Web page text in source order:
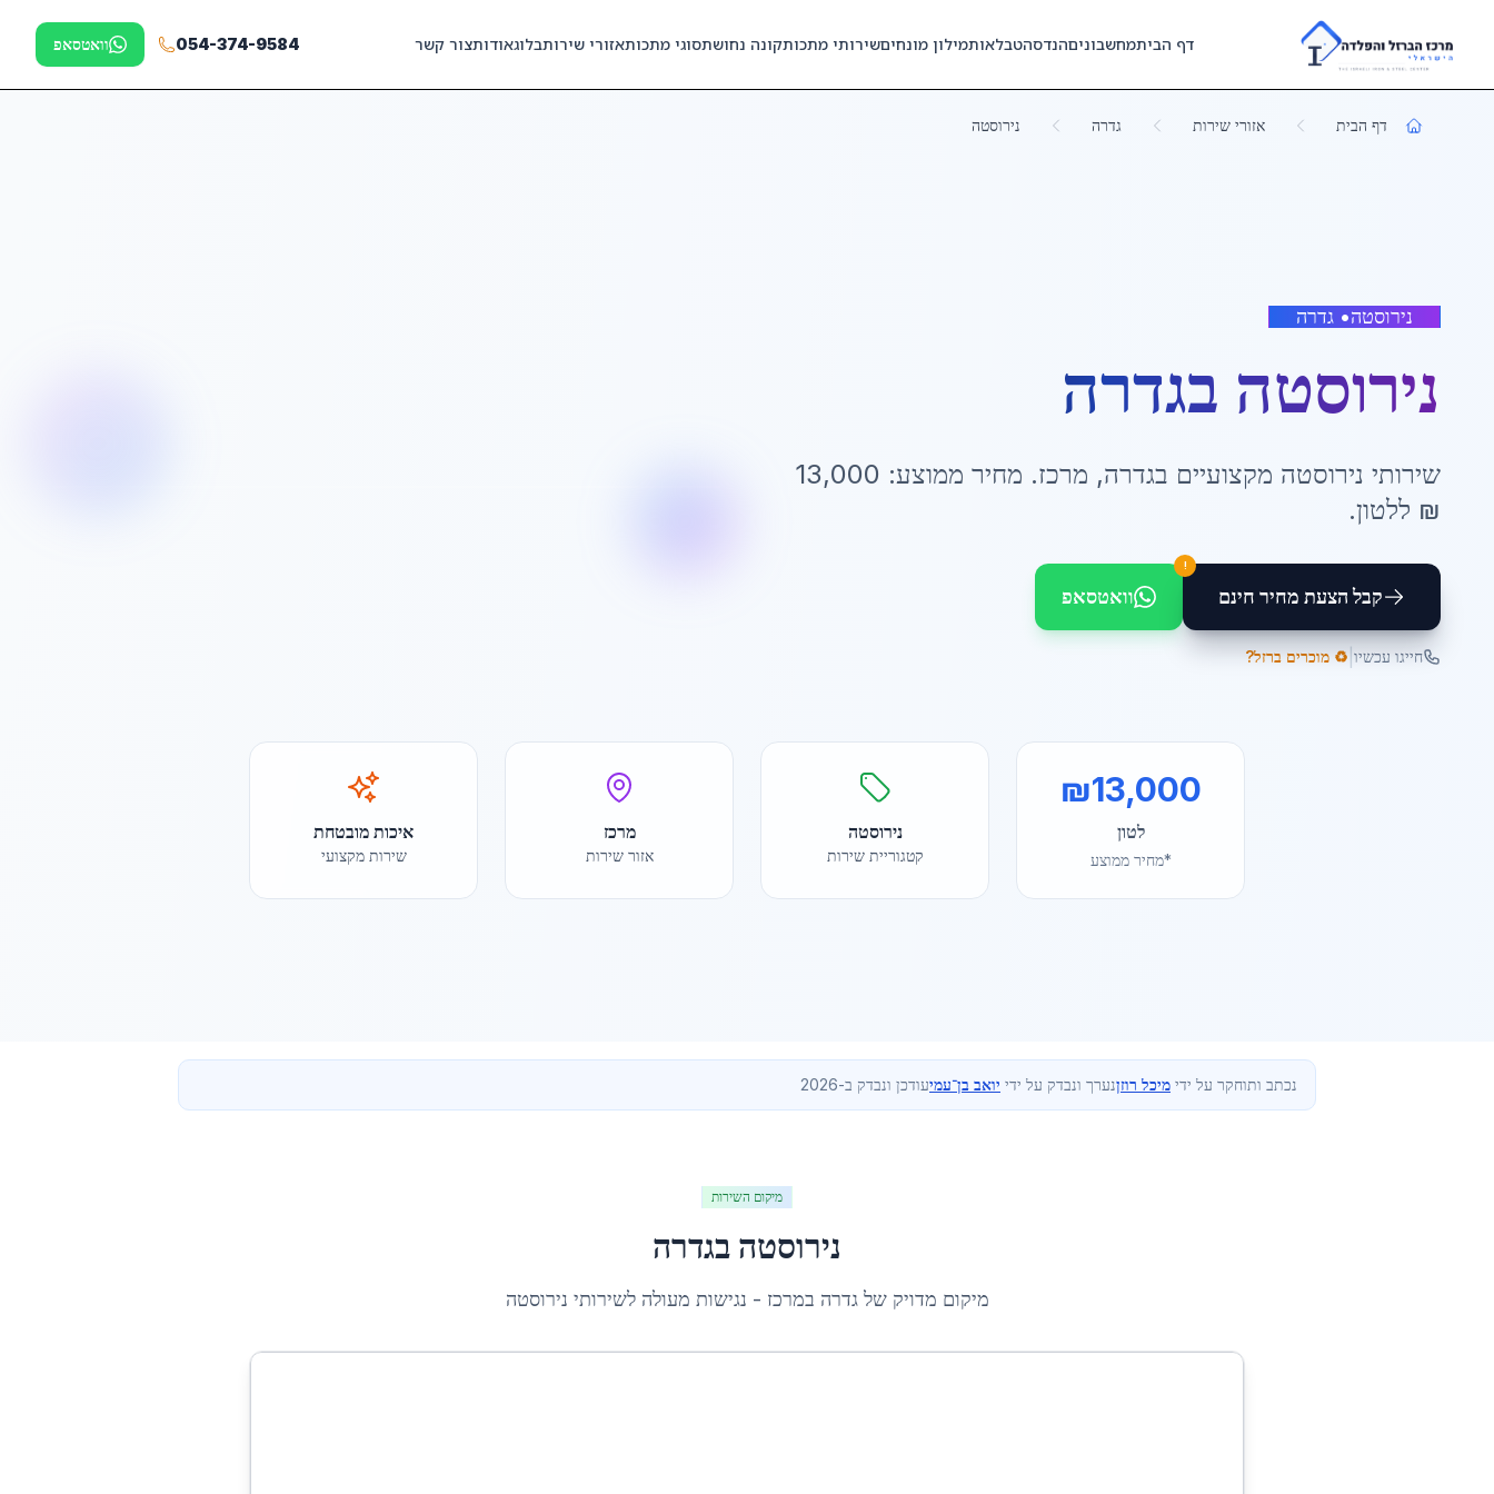
Skip to main content
דף הביתמחשבוניםהנדסהטבלאותמילון מונחיםשירותי מתכותקונה נחושתסוגי מתכותאזורי שירותבלוגאודותצור קשר 054-374-9584 וואטסאפ
דף הבית אזורי שירות גדרה נירוסטה
נירוסטה• גדרה
נירוסטה בגדרה
שירותי נירוסטה מקצועיים בגדרה, מרכז. מחיר ממוצע: 13,000
₪ ללטון.
קבל הצעת מחיר חינם
!
וואטסאפ
חייגו עכשיו ♻️ מוכרים ברזל?
₪13,000
לטון
*מחיר ממוצע
נירוסטה
קטגוריית שירות
מרכז
אזור שירות
איכות מובטחת
שירות מקצועי
נכתב ותוחקר על ידי מיכל רוזןנערך ונבדק על ידי יואב בן־עמיעודכן ונבדק ב-2026
מיקום השירות
נירוסטה בגדרה
מיקום מדויק שלגדרה במרכז - נגישות מעולה לשירותי נירוסטה